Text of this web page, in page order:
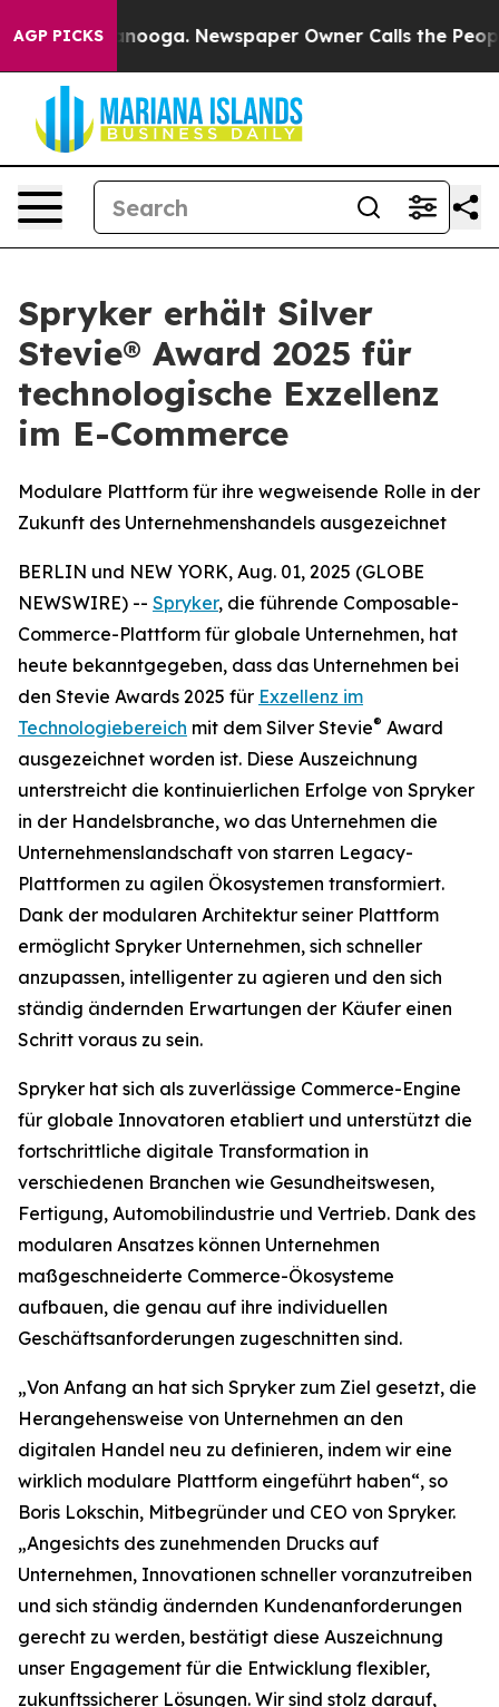
AGP PICKS
in Chattanooga. Newspaper Owner Calls the People
Spryker erhält Silver
Stevie® Award 2025 für
technologische Exzellenz
im E-Commerce
Modulare Plattform für ihre wegweisende Rolle in der
Zukunft des Unternehmenshandels ausgezeichnet
BERLIN und NEW YORK, Aug. 01, 2025 (GLOBE
NEWSWIRE) -- Spryker, die führende Composable-
Commerce-Plattform für globale Unternehmen, hat
heute bekanntgegeben, dass das Unternehmen bei
den Stevie Awards 2025 für Exzellenz im
Technologiebereich mit dem Silver Stevie® Award
ausgezeichnet worden ist. Diese Auszeichnung
unterstreicht die kontinuierlichen Erfolge von Spryker
in der Handelsbranche, wo das Unternehmen die
Unternehmenslandschaft von starren Legacy-
Plattformen zu agilen Ökosystemen transformiert.
Dank der modularen Architektur seiner Plattform
ermöglicht Spryker Unternehmen, sich schneller
anzupassen, intelligenter zu agieren und den sich
ständig ändernden Erwartungen der Käufer einen
Schritt voraus zu sein.
Spryker hat sich als zuverlässige Commerce-Engine
für globale Innovatoren etabliert und unterstützt die
fortschrittliche digitale Transformation in
verschiedenen Branchen wie Gesundheitswesen,
Fertigung, Automobilindustrie und Vertrieb. Dank des
modularen Ansatzes können Unternehmen
maßgeschneiderte Commerce-Ökosysteme
aufbauen, die genau auf ihre individuellen
Geschäftsanforderungen zugeschnitten sind.
„Von Anfang an hat sich Spryker zum Ziel gesetzt, die
Herangehensweise von Unternehmen an den
digitalen Handel neu zu definieren, indem wir eine
wirklich modulare Plattform eingeführt haben“, so
Boris Lokschin, Mitbegründer und CEO von Spryker.
„Angesichts des zunehmenden Drucks auf
Unternehmen, Innovationen schneller voranzutreiben
und sich ständig ändernden Kundenanforderungen
gerecht zu werden, bestätigt diese Auszeichnung
unser Engagement für die Entwicklung flexibler,
zukunftssicherer Lösungen. Wir sind stolz darauf,